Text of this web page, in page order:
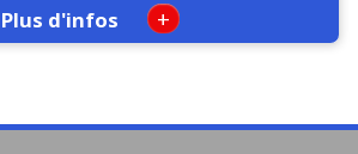
Plus d'infos +